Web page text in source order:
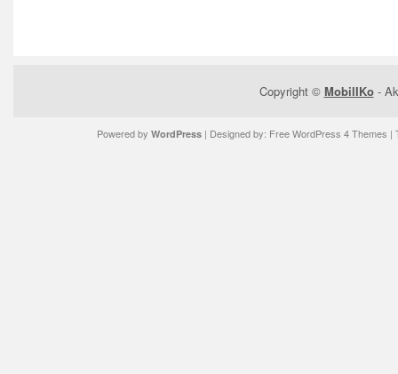
Copyright © MobilIKo-
Powered by WordPress| Designed by: Free WordPress 4 Themes |